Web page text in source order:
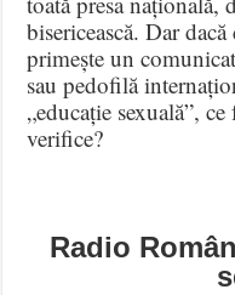
bisericească. Dar
primește un
sau pedofilă
„educație sexuală”,
verifice?
Radio